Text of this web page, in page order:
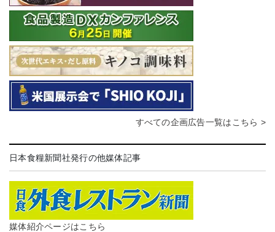
すべての企画広告一覧はこちら >
日本食糧新聞社発行の他媒体記事
媒体紹介ページはこちら